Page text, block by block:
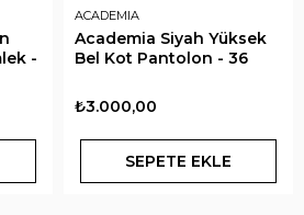
-
ACADEMIA
Academia Siyah Yüksek
Bel Kot Pantolon - 36
₺3.000,00
SEPETE EKLE